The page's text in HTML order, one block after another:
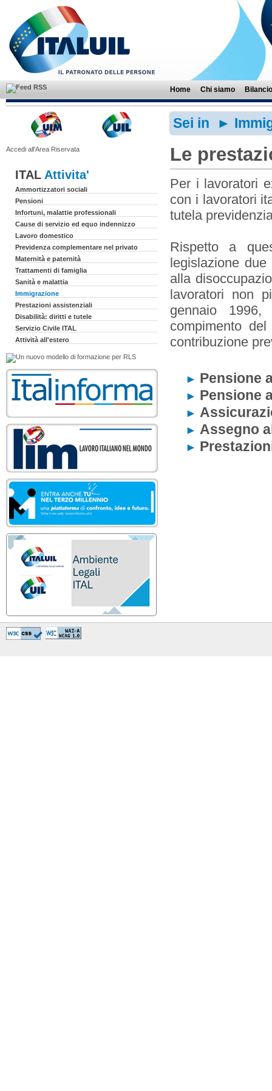
Home Chi siamo
Accedi all'Area Riservata
ITAL Attivita'
Ammortizzatori sociali
Pensioni
Infortuni, malattie professionali
Cause di servizio ed equo indennizzo
Lavoro domestico
Previdenza complementare nel privato
Maternità e paternità
Trattamenti di famiglia
Sanità e malattia
Immigrazione
Prestazioni assistenziali
Disabilità: diritti e tutele
Servizio Civile ITAL
Attività all'estero
Sei in ►
Le
Per i lavoratori
con i lavoratori
tutela
Rispetto a
legislazione
alla
lavoratori non
gennaio
compimento
contribuzione
► Pensione
► Pensione
►
► Assegno
►